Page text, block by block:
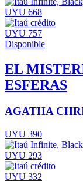
UYU 668
UYU 757
Disponible
EL
ESFERAS
AGATHA
UYU 390
UYU 293
UYU 332